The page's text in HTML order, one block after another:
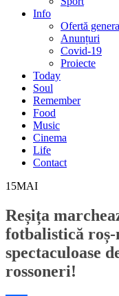
Info
Ofertă
Anunțuri
Covid-19
Proiecte
Today
Soul
Remember
Food
Music
Cinema
Life
Contact
15MAI
Reșița
fotbalistică
spectaculoase
rossoneri!